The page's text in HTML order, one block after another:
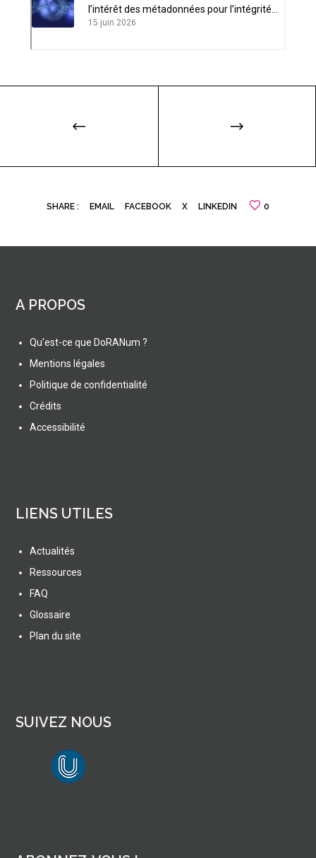
l’intérêt des métadonnées pour l’intégrité
scientifique
15 juin 2026
SHARE : EMAIL FACEBOOK X LINKEDIN 0
A PROPOS
Qu'est-ce que DoRANum ?
Mentions légales
Politique de confidentialité
Crédits
Accessibilité
LIENS UTILES
Actualités
Ressources
FAQ
Glossaire
Plan du site
SUIVEZ NOUS